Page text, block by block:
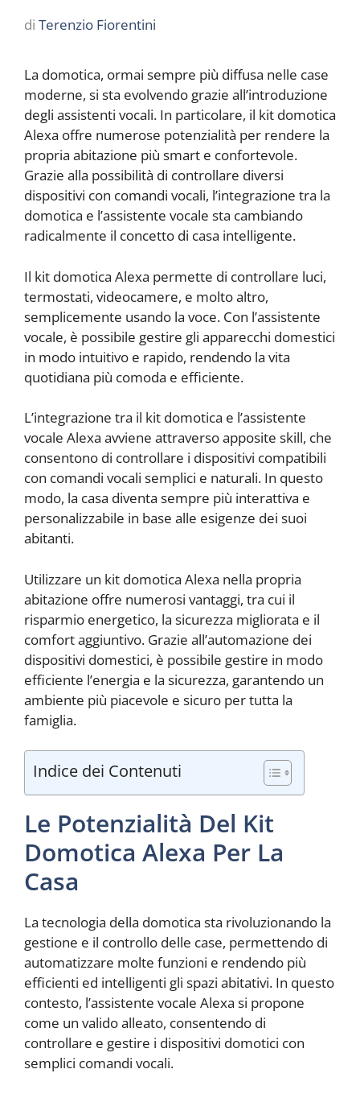
di Terenzio Fiorentini
La domotica, ormai sempre più diffusa nelle case
moderne, si sta evolvendo grazie all’introduzione
degli assistenti vocali. In particolare, il kit domotica
Alexa offre numerose potenzialità per rendere la
propria abitazione più smart e confortevole.
Grazie alla possibilità di controllare diversi
dispositivi con comandi vocali, l’integrazione tra la
domotica e l’assistente vocale sta cambiando
radicalmente il concetto di casa intelligente.
Il kit domotica Alexa permette di controllare luci,
termostati, videocamere, e molto altro,
semplicemente usando la voce. Con l’assistente
vocale, è possibile gestire gli apparecchi domestici
in modo intuitivo e rapido, rendendo la vita
quotidiana più comoda e efficiente.
L’integrazione tra il kit domotica e l’assistente
vocale Alexa avviene attraverso apposite skill, che
consentono di controllare i dispositivi compatibili
con comandi vocali semplici e naturali. In questo
modo, la casa diventa sempre più interattiva e
personalizzabile in base alle esigenze dei suoi
abitanti.
Utilizzare un kit domotica Alexa nella propria
abitazione offre numerosi vantaggi, tra cui il
risparmio energetico, la sicurezza migliorata e il
comfort aggiuntivo. Grazie all’automazione dei
dispositivi domestici, è possibile gestire in modo
efficiente l’energia e la sicurezza, garantendo un
ambiente più piacevole e sicuro per tutta la
famiglia.
Indice dei Contenuti
Le Potenzialità Del Kit
Domotica Alexa Per La
Casa
La tecnologia della domotica sta rivoluzionando la
gestione e il controllo delle case, permettendo di
automatizzare molte funzioni e rendendo più
efficienti ed intelligenti gli spazi abitativi. In questo
contesto, l’assistente vocale Alexa si propone
come un valido alleato, consentendo di
controllare e gestire i dispositivi domotici con
semplici comandi vocali.